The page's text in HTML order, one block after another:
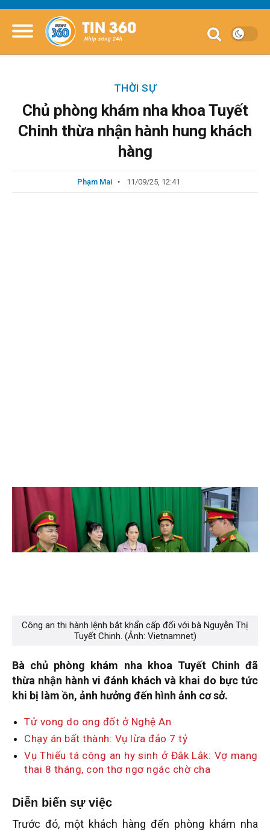
THỜI SỰ
Chủ phòng khám nha khoa Tuyết
Chinh thừa nhận hành hung khách
hàng
Phạm Mai 11/09/25, 12:41
Công an thi hành lệnh bắt khẩn cấp đối với bà Nguyễn Thị
Tuyết Chinh. (Ảnh: Vietnamnet)
Bà chủ phòng khám nha khoa Tuyết Chinh đã
thừa nhận hành vi đánh khách và khai do bực tức
khi bị làm ồn, ảnh hưởng đến hình ảnh cơ sở.
Tử vong do ong đốt ở Nghệ An
Chạy án bất thành: Vụ lừa đảo 7 tỷ
Vụ Thiếu tá công an hy sinh ở Đắk Lắk: Vợ mang
thai 8 tháng, con thơ ngơ ngác chờ cha
Diễn biến sự việc
Trước đó, một khách hàng đến phòng khám nha